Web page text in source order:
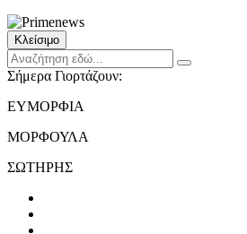
Κλείσιμο
Σήμερα Γιορτάζουν:
ΕΥΜΟΡΦΙΑ
ΜΟΡΦΟΥΛΑ
ΣΩΤΗΡΗΣ